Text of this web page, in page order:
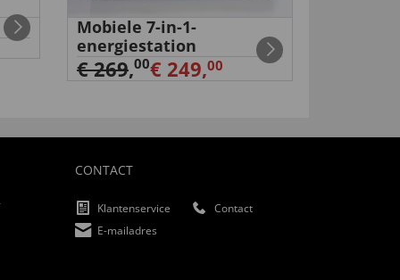
Mobiele 7-in-1-
energiestation
€ 269,00€ 249,00
CONTACT
Klantenservice
Contact
E-mailadres